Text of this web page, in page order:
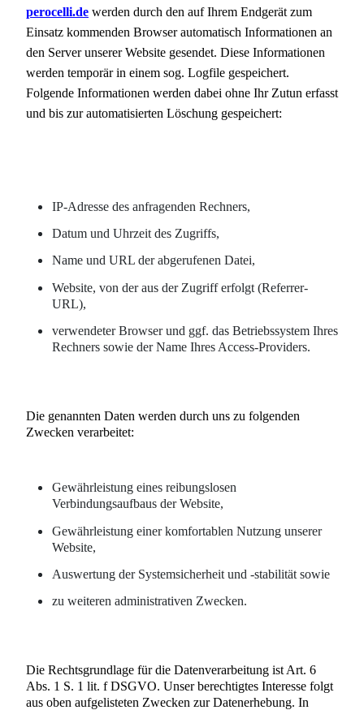
perocelli.de werden durch den auf Ihrem Endgerät zum
Einsatz kommenden Browser automatisch Informationen an
den Server unserer Website gesendet. Diese Informationen
werden temporär in einem sog. Logfile gespeichert.
Folgende Informationen werden dabei ohne Ihr Zutun erfasst
und bis zur automatisierten Löschung gespeichert:
IP-Adresse des anfragenden Rechners,
Datum und Uhrzeit des Zugriffs,
Name und URL der abgerufenen Datei,
Website, von der aus der Zugriff erfolgt (Referrer-
URL),
verwendeter Browser und ggf. das Betriebssystem Ihres
Rechners sowie der Name Ihres Access-Providers.
Die genannten Daten werden durch uns zu folgenden
Zwecken verarbeitet:
Gewährleistung eines reibungslosen
Verbindungsaufbaus der Website,
Gewährleistung einer komfortablen Nutzung unserer
Website,
Auswertung der Systemsicherheit und -stabilität sowie
zu weiteren administrativen Zwecken.
Die Rechtsgrundlage für die Datenverarbeitung ist Art. 6
Abs. 1 S. 1 lit. f DSGVO. Unser berechtigtes Interesse folgt
aus oben aufgelisteten Zwecken zur Datenerhebung. In